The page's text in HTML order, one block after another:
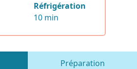
Réfrigération
10 min
Préparation